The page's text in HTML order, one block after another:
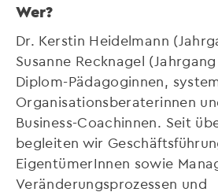
Wer?
Dr. Kerstin Heidelmann
Susanne Recknagel
Diplom-Pädagoginnen,
Organisationsberaterinnen
Business-Coachinnen. Seit
begleiten wir
EigentümerInnen sowie
Veränderungsprozessen und